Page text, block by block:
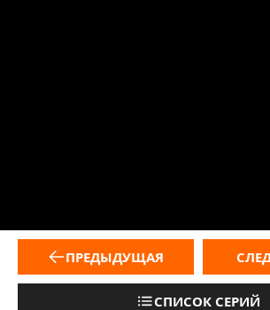
ПРЕДЫДУЩАЯ
СПИСОК СЕРИЙ